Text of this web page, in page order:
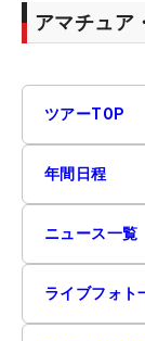
アマチュア
ツアーTOP
年間日程
ニュース一覧
ライブフォト